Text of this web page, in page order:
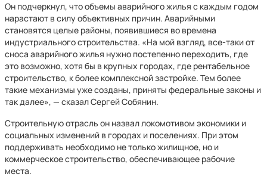
Он подчеркнул, что объемы аварийного жилья с каждым годом
нарастают в силу объективных причин. Аварийными
становятся целые районы, появившиеся во времена
индустриального строительства. «На мой взгляд, все-таки от
сноса аварийного жилья нужно постепенно переходить, где
это возможно, хотя бы в крупных городах, где рентабельное
строительство, к более комплексной застройке. Тем более
такие механизмы уже созданы, приняты федеральные законы и
так далее», — сказал Сергей Собянин.
Строительную отрасль он назвал локомотивом экономики и
социальных изменений в городах и поселениях. При этом
поддерживать необходимо не только жилищное, но и
коммерческое строительство, обеспечивающее рабочие
места.